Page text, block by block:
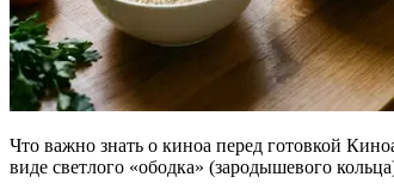
Что важно знать о киноа перед готовкой
виде светлого «ободка» (зародышевого